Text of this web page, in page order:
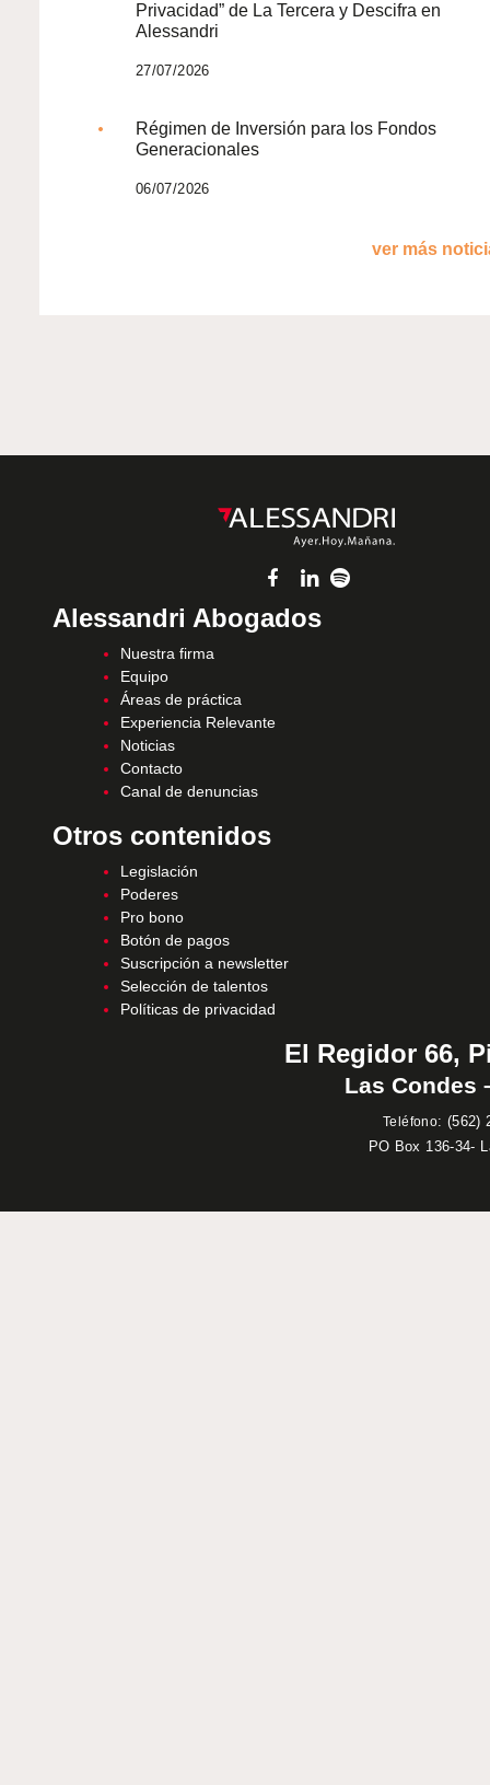
Privacidad” de La Tercera y Descifra en
Alessandri
27/07/2026
Régimen de Inversión para los Fondos
Generacionales
06/07/2026
ver más
Alessandri Abogados
Nuestra firma
Equipo
Áreas de práctica
Experiencia Relevante
Noticias
Contacto
Canal de denuncias
Otros contenidos
Legislación
Poderes
Pro bono
Botón de pagos
Suscripción a newsletter
Selección de talentos
Políticas de privacidad
El Regidor 66,
Las Condes
Teléfono: (562)
PO Box 136-34-